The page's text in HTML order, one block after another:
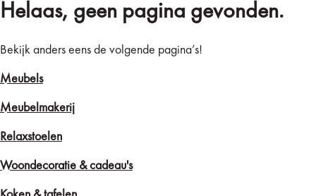
Helaas, geen pagina gevonden.
Bekijk anders eens de volgende pagina’s!
Meubels
Meubelmakerij
Relaxstoelen
Woondecoratie & cadeau's